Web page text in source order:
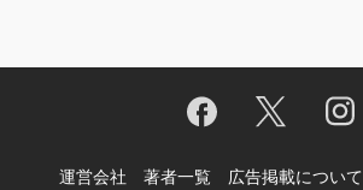
運営会社 著者一覧 広告掲載について